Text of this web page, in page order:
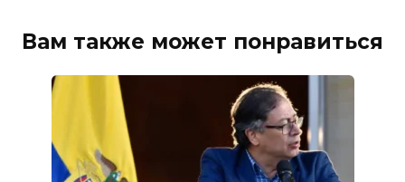
Вам также может понравиться